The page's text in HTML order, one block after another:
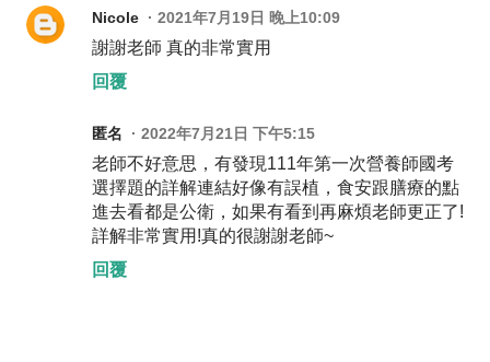
Nicole 2021年7月19日 晚上10:09
謝謝老師 真的非常實用
回覆
匿名 2022年7月21日 下午5:15
老師不好意思，有發現111年第一次營養師國考
選擇題的詳解連結好像有誤植，食安跟膳療的點
進去看都是公衛，如果有看到再麻煩老師更正了!
詳解非常實用!真的很謝謝老師~
回覆